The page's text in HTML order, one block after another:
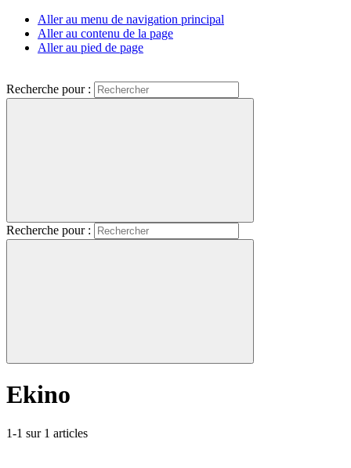
Aller au menu de navigation principal
Aller au contenu de la page
Aller au pied de page
Recherche pour :
Recherche pour :
Ekino
1-1 sur 1 articles